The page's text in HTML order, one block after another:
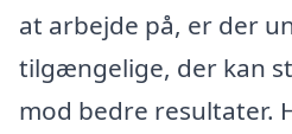
at arbejde på, er der
tilgængelige, der kan
mod bedre resultater.